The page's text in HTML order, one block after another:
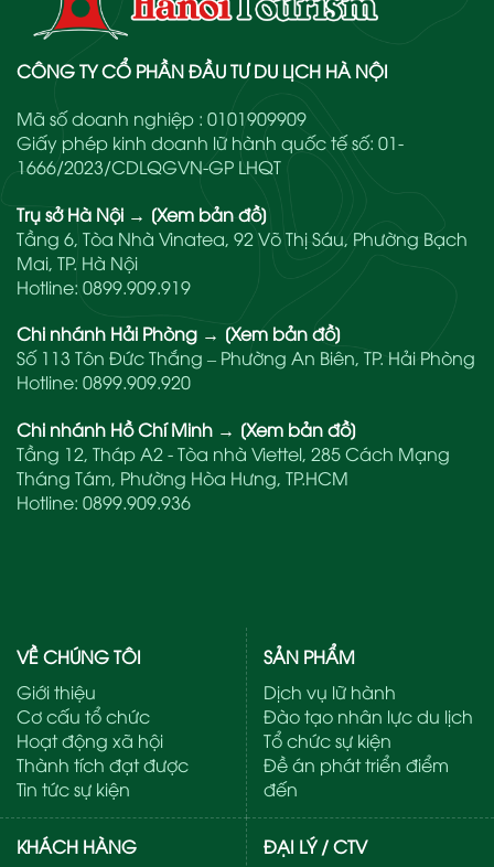
CÔNG TY CỔ PHẦN ĐẦU TƯ DU LỊCH HÀ NỘI
Mã số doanh nghiệp : 0101909909
Giấy phép kinh doanh lữ hành quốc tế số: 01-
1666/2023/CDLQGVN-GP LHQT
Trụ sở Hà Nội → [Xem bản đồ]
Tầng 6, Tòa Nhà Vinatea, 92 Võ Thị Sáu, Phường Bạch
Mai, TP. Hà Nội
Hotline: 0899.909.919
Chi nhánh Hải Phòng → [Xem bản đồ]
Số 113 Tôn Đức Thắng – Phường An Biên, TP. Hải Phòng
Hotline: 0899.909.920
Chi nhánh Hồ Chí Minh → [Xem bản đồ]
Tầng 12, Tháp A2 - Tòa nhà Viettel, 285 Cách Mạng
Tháng Tám, Phường Hòa Hưng, TP.HCM
Hotline: 0899.909.936
VỀ CHÚNG TÔI
Giới thiệu
Cơ cấu tổ chức
Hoạt động xã hội
Thành tích đạt được
Tin tức sự kiện
SẢN PHẨM
Dịch vụ lữ hành
Đào tạo nhân lực du lịch
Tổ chức sự kiện
Đề án phát triển điểm
đến
KHÁCH HÀNG ĐẠI LÝ / CTV